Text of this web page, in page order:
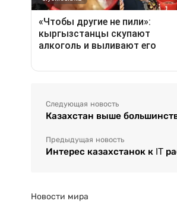
Следующая новость
Казахстан выше
Предыдущая новость
Интерес казахстанок к IT
Новости мира